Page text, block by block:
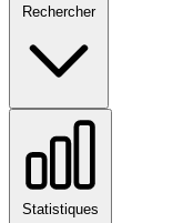
Rechercher
Statistiques